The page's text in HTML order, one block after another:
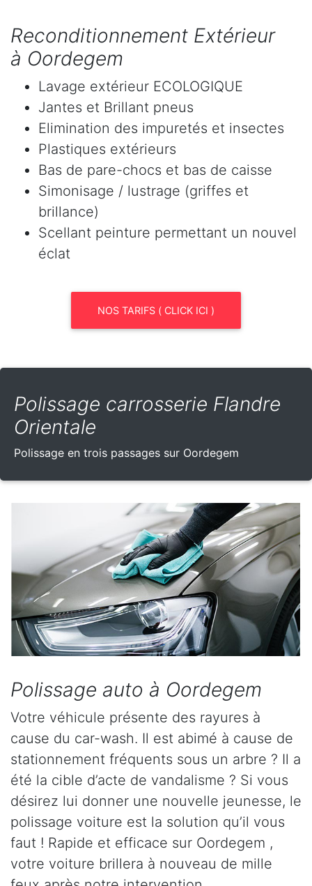
Reconditionnement Extérieur
à Oordegem
Lavage extérieur ECOLOGIQUE
Jantes et Brillant pneus
Elimination des impuretés et insectes
Plastiques extérieurs
Bas de pare-chocs et bas de caisse
Simonisage / lustrage (griffes et
brillance)
Scellant peinture permettant un nouvel
éclat
NOS TARIFS ( CLICK ICI )
Polissage carrosserie Flandre
Orientale
Polissage en trois passages sur Oordegem
Polissage auto à Oordegem
Votre véhicule présente des rayures à
cause du car-wash. Il est abimé à cause de
stationnement fréquents sous un arbre ? Il a
été la cible d’acte de vandalisme ? Si vous
désirez lui donner une nouvelle jeunesse, le
polissage voiture est la solution qu’il vous
faut ! Rapide et efficace sur Oordegem ,
votre voiture brillera à nouveau de mille